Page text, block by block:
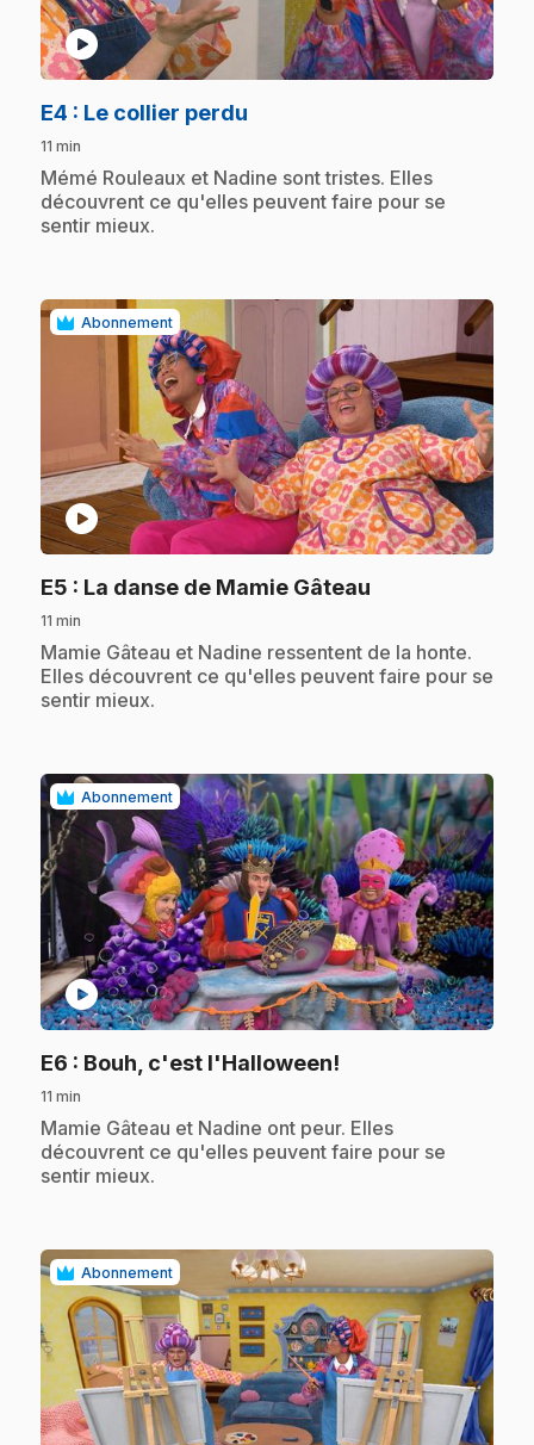
play_circle
E4 : Le collier perdu
11 min
.Mémé Rouleaux et Nadine sont tristes. Elles
découvrent ce qu'elles peuvent faire pour se
sentir mieux.
Abonnement
play_circle
E5 : La danse de Mamie Gâteau
11 min
.Mamie Gâteau et Nadine ressentent de la honte.
Elles découvrent ce qu'elles peuvent faire pour se
sentir mieux.
Abonnement
play_circle
E6 : Bouh, c'est l'Halloween!
11 min
.Mamie Gâteau et Nadine ont peur. Elles
découvrent ce qu'elles peuvent faire pour se
sentir mieux.
Abonnement